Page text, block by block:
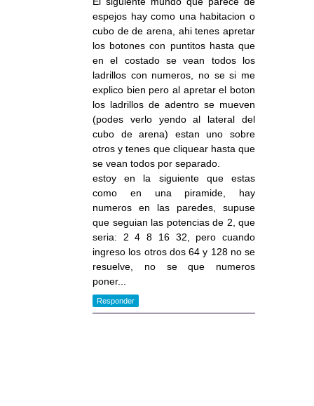
espejos hay como una habitacion o
cubo de de arena, ahi tenes apretar
los botones con puntitos hasta que
en el costado se vean todos los
ladrillos con numeros, no se si me
explico bien pero al apretar el boton
los ladrillos de adentro se mueven
(podes verlo yendo al lateral del
cubo de arena) estan uno sobre
otros y tenes que cliquear hasta que
se vean todos por separado.
estoy en la siguiente que estas
como en una piramide, hay
numeros en las paredes, supuse
que seguian las potencias de 2, que
seria: 2 4 8 16 32, pero cuando
ingreso los otros dos 64 y 128 no se
resuelve, no se que numeros
poner...
Responder